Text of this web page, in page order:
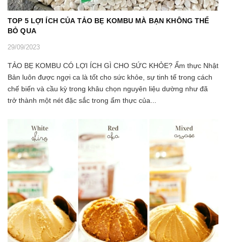
TOP 5 LỢI ÍCH CỦA TẢO BẸ KOMBU MÀ BẠN KHÔNG THỂ
BỎ QUA
29/09/2023
TẢO BẸ KOMBU CÓ LỢI ÍCH GÌ CHO SỨC KHỎE? Ẩm thực Nhật
Bản luôn được ngợi ca là tốt cho sức khỏe, sự tinh tế trong cách
chế biến và cầu kỳ trong khâu chọn nguyên liệu dường như đã
trở thành một nét đặc sắc trong ẩm thực của...